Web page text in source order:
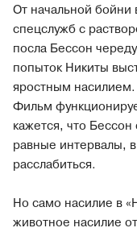
От начальной бойни
спецслужб с
посла Бессон
попыток Никиты
яростным
Фильм
кажется, что
равные интервалы,
расслабиться.
Но само насилие в
животное насилие